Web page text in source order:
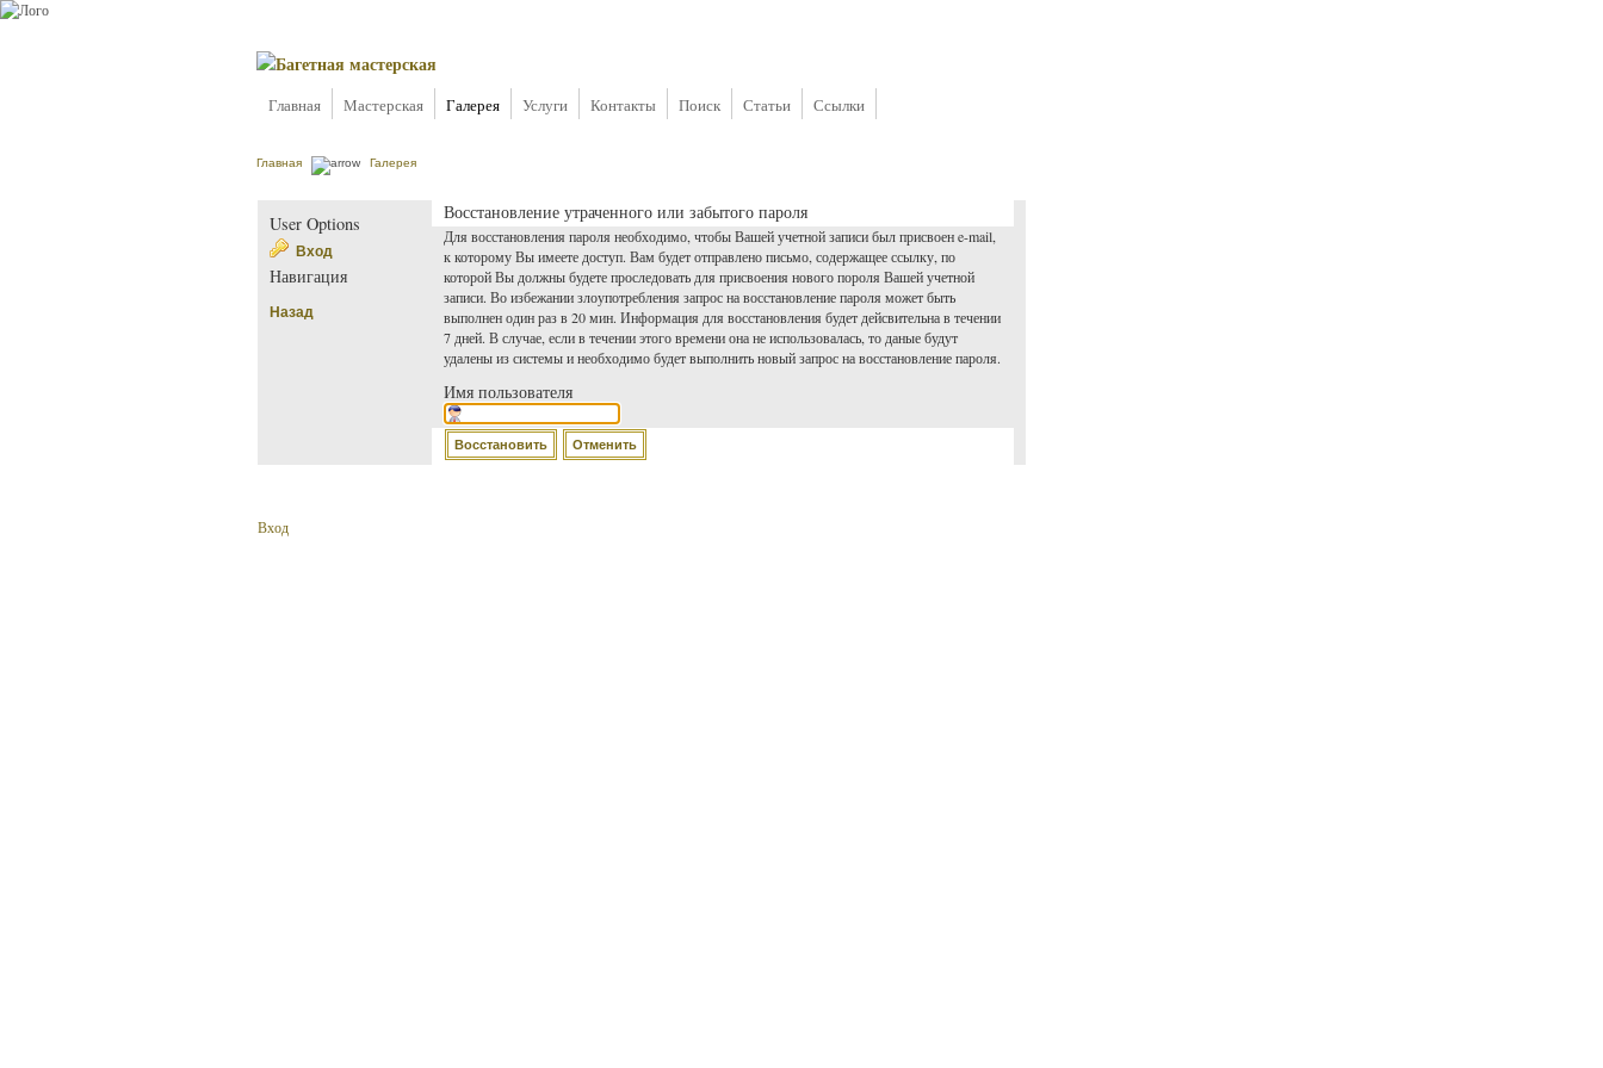
Главная Мастерская Галерея Услуги Контакты Поиск Статьи Ссылки
Главная Галерея
User Options
Вход
Навигация
Назад
Восстановление утраченного или забытого пароля
Для восстановления пароля необходимо, чтобы Вашей учетной записи был присвоен e-mail,
к которому Вы имеете доступ. Вам будет отправлено письмо, содержащее ссылку, по
которой Вы должны будете проследовать для присвоения нового пороля Вашей учетной
записи. Во избежании злоупотребления запрос на восстановление пароля может быть
выполнен один раз в 20 мин. Информация для восстановления будет дейсвительна в течении
7 дней. В случае, если в течении этого времени она не использовалась, то даные будут
удалены из системы и необходимо будет выполнить новый запрос на восстановление пароля.
Имя пользователя
Вход